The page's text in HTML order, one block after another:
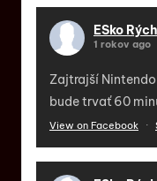
ESko
1 rokov ago
Zajtrajší
bude trvať 60
View on Facebook ·